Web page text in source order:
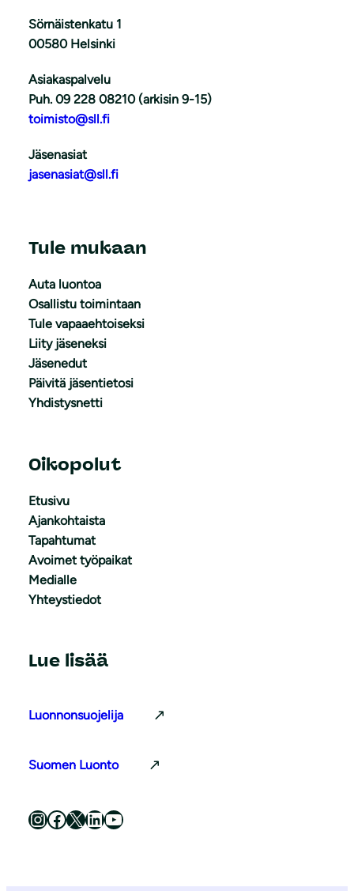
Sörnäistenkatu 1
00580 Helsinki
Asiakaspalvelu
Puh. 09 228 08210 (arkisin 9-15)
toimisto@sll.fi
Jäsenasiat
jasenasiat@sll.fi
Tule mukaan
Auta luontoa
Osallistu toimintaan
Tule vapaaehtoiseksi
Liity jäseneksi
Jäsenedut
Päivitä jäsentietosi
Yhdistysnetti
Oikopolut
Etusivu
Ajankohtaista
Tapahtumat
Avoimet työpaikat
Medialle
Yhteystiedot
Lue lisää
Luonnonsuojelija
Suomen Luonto
Luonnonsuojeluliitto Instagramissa Luonnonsuojeluliitto Facebookissa Luonnonsuojeluliitto X:ssä Luonnonsuojeluliitto LinkedInissä Luonnonsuojeluliiton YouTube-kanava